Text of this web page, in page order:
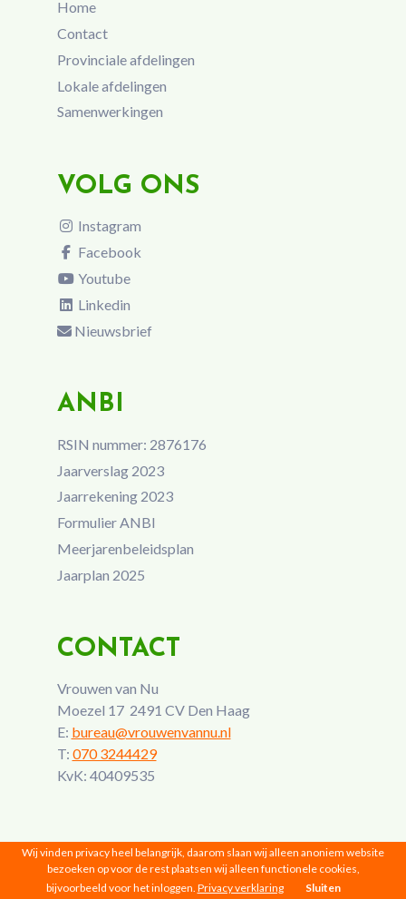
Home
Contact
Provinciale afdelingen
Lokale afdelingen
Samenwerkingen
VOLG ONS
Instagram
Facebook
Youtube
Linkedin
Nieuwsbrief
ANBI
RSIN nummer: 2876176
Jaarverslag 2023
Jaarrekening 2023
Formulier ANBI
Meerjarenbeleidsplan
Jaarplan 2025
CONTACT
Vrouwen van Nu
Moezel 17 2491 CV Den Haag
E: bureau@vrouwenvannu.nl
T: 070 3244429
KvK: 40409535
Wij vinden privacy heel belangrijk, daarom slaan wij alleen anoniem website
bezoeken op voor de rest plaatsen wij alleen functionele cookies,
bijvoorbeeld voor het inloggen. Privacy verklaring Sluiten